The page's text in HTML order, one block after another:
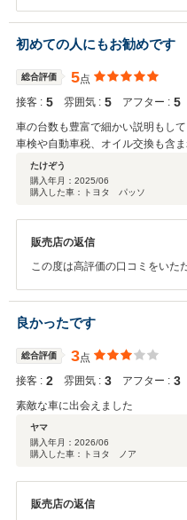
きまして、社員一同心から感謝
車をお客様に見て頂きたく、毎
何かお困りの際はぜひお気軽に
ぞ宜しくお願い致します。
初めての人にもお勧めです
総合評価 5点
接客 : 5 雰囲気 : 5 アフター : 5
車の台数も豊富で細かい説明もし
車検や自動車税、オイル交換も含
たけぞう
購入年月： 2025/06
購入した車：トヨタ パッソ
販売店の返信
この度は高評価の口コミをいた
引き続きよろしくお願い致しま
良かったです
総合評価 3点
接客 : 2 雰囲気 : 3 アフター : 3
素敵な車に出会えました
ヤマ
購入年月： 2026/06
購入した車：トヨタ ノア
販売店の返信